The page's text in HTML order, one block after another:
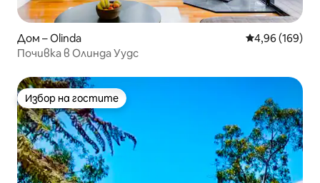
Дом – Olinda Средна
4,96 (169)
Почивка в Олинда Уудс
Избор на гостите
Избор на гостите